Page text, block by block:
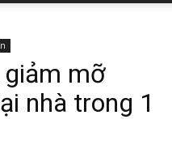
mỡ
nhà trong 1